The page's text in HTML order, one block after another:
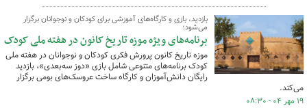
بازدید، بازی و کارگاه‌های آموزشی برای کودکان و نوجوانان برگزار
می‌شود؛
برنامه‌های ویژه موزه تاریخ کانون در هفته ملی کودک
موزه تاریخ کانون پرورش فکری کودکان و نوجوانان در هفته ملی
کودک برنامه‌های متنوعی شامل بازی «دوز سه‌بعدی»، بازدید
رایگان دانش‌آموزان و کارگاه ساخت عروسک‌های بومی برگزار
می‌کند.
۱۹ مهر ۰۴ - ۰۸:۳۰